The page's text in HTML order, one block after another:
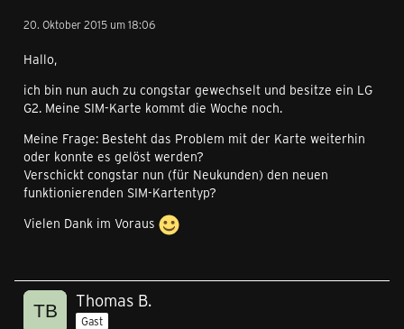
20. Oktober 2015 um 18:06
Hallo,
ich bin nun auch zu congstar gewechselt und besitze ein LG
G2. Meine SIM-Karte kommt die Woche noch.
Meine Frage: Besteht das Problem mit der Karte weiterhin
oder konnte es gelöst werden?
Verschickt congstar nun (für Neukunden) den neuen
funktionierenden SIM-Kartentyp?
Vielen Dank im Voraus
Thomas B.
Gast